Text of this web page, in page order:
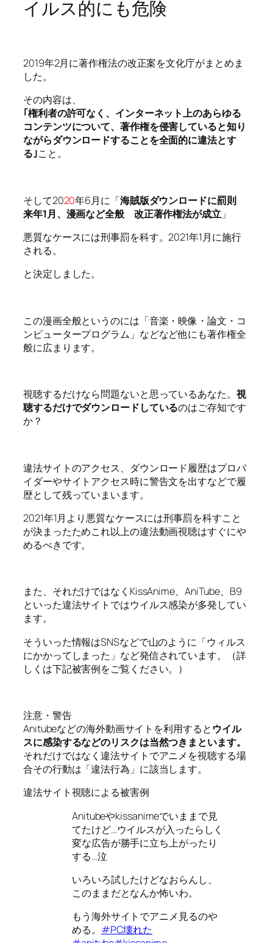
イルス的にも危険
2019年2月に著作権法の改正案を文化庁がまとめま
した。
その内容は、
｢権利者の許可なく、インターネット上のあらゆる
コンテンツについて、著作権を侵害していると知り
ながらダウンロードすることを全面的に違法とす
る｣こと。
そして2020年6月に「海賊版ダウンロードに罰則
来年1月、漫画など全般 改正著作権法が成立」
悪質なケースには刑事罰を科す。2021年1月に施行
される。
と決定しました。
この漫画全般というのには「音楽・映像・論文・コ
ンピュータープログラム」などなど他にも著作権全
般に広まります。
視聴するだけなら問題ないと思っているあなた。 視
聴するだけでダウンロードしているのはご存知です
か？
違法サイトのアクセス、ダウンロード履歴はプロバ
イダーやサイトアクセス時に警告文を出すなどで履
歴として残っていまいます。
2021年1月より悪質なケースには刑事罰を科すこと
が決まったためこれ以上の違法動画視聴はすぐにや
めるべきです。
また、それだけではなくKissAnime、AniTube、B9
といった違法サイトではウイルス感染が多発してい
ます。
そういった情報はSNSなどで山のように「ウィルス
にかかってしまった」など発信されています。（詳
しくは下記被害例をご覧ください。）
注意・警告
Anitubeなどの海外動画サイトを利用すると ウイル
スに感染するなどのリスクは当然つきまといます。
それだけではなく違法サイトでアニメを視聴する場
合その行動は「違法行為」に該当します。
違法サイト視聴による被害例
Anitubeやkissanimeでいままで見
てたけど…ウイルスが入ったらしく
変な広告が勝手に立ち上がったり
する…泣
いろいろ試したけどなおらんし、
このままだとなんか怖いわ。
もう海外サイトでアニメ見るのや
める。 #PC壊れた